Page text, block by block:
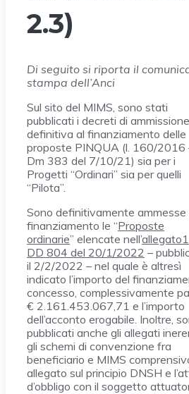
2.3)
Di seguito si riporta il
stampa dell’Anci
Sul sito del MIMS, sono stati
pubblicati i decreti di ammissione
definitiva al finanziamento delle
proposte PINQUA (l. 160/2016
Dm 383 del 7/10/21) sia per i
Progetti “Ordinari” sia per quelli
“Pilota”.
Sono definitivamente ammesse
finanziamento le “Proposte
ordinarie” elencate nell’allegato1
DD 804 del 20/1/2022 –
il 2/2/2022 – nel quale è altresì
indicato l’importo del
concesso, complessivamente
€ 2.161.453.067,71 e l’importo
dell’acconto erogabile. Inoltre,
pubblicati anche gli allegati
gli schemi di convenzione fra
beneficiario e MIMS
allegato sul principio DNSH e
d’obbligo con il soggetto